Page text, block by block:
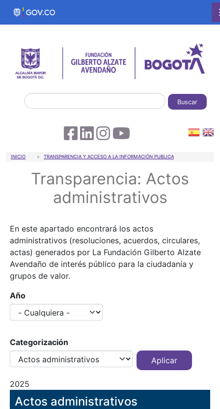
Pasar al contenido principal
Buscar
Sobrescribir enlaces de ayuda a la
INICIO TRANSPARENCIA Y ACCESO A LA INFORMACIÓN PUBLICA
Transparencia: Actos
administrativos
En este apartado encontrará los actos
administrativos (resoluciones, acuerdos, circulares,
actas) generados por La Fundación Gilberto Alzate
Avendaño de interés público para la ciudadanía y
grupos de valor.
Año
Categorización
2025
Actos administrativos